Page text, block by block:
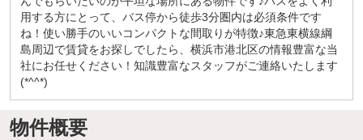
用する方にとって、バス停から徒歩3分圏内は必須条件です
ね！使い勝手のいいコンパクトな間取りが特徴♪東急東横線綱
島周辺で賃貸をお探しでしたら、横浜市港北区の情報豊富な当
社にお任せください！知識豊富なスタッフがご連絡いたします
(*^^*)
物件概要